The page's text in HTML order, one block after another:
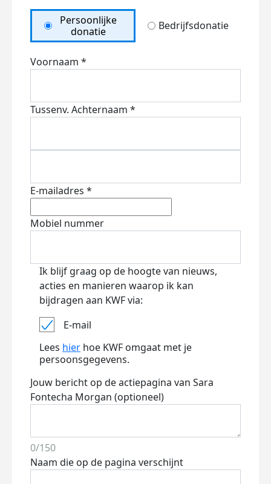
Persoonlijke
donatie
Bedrijfsdonatie
Voornaam *
Tussenv. Achternaam *
E-mailadres *
Mobiel nummer
Ik blijf graag op de hoogte van nieuws,
acties en manieren waarop ik kan
bijdragen aan KWF via:
E-mail
Lees hier hoe KWF omgaat met je
persoonsgegevens.
Jouw bericht op de actiepagina van Sara
Fontecha Morgan (optioneel)
0/150
Naam die op de pagina verschijnt